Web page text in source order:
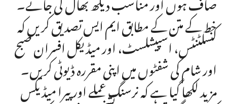
خط کے متن کے مطابق ایم ایس تصدیق کریں کہ
کنسلٹنٹس، اسپیشلسٹ، اور میڈیکل افسران صبح
اور شام کی شفٹوں میں اپنی مقررہ ڈیوٹی کریں۔
مزید لکھا گیا ہے کہ نرسنگ عملے اور پیرا میڈیکس